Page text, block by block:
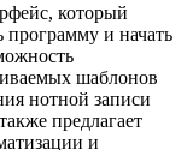
который
программу и начать
шаблонов
нотной записи
предлагает
и